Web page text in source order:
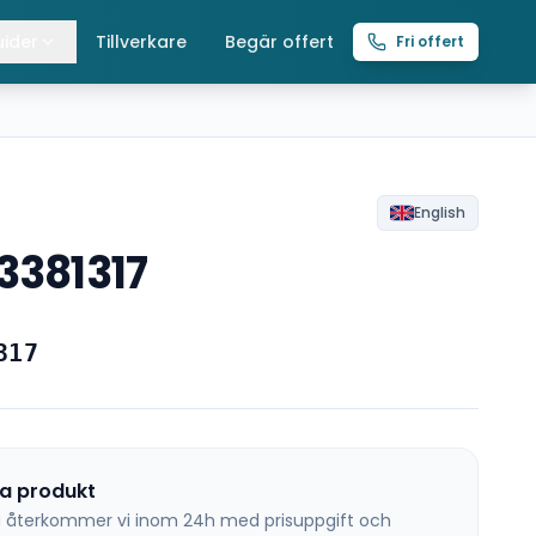
Tillverkare Begär offert Fri offert
English
produkt
återkommer vi inom 24h med prisuppgift och